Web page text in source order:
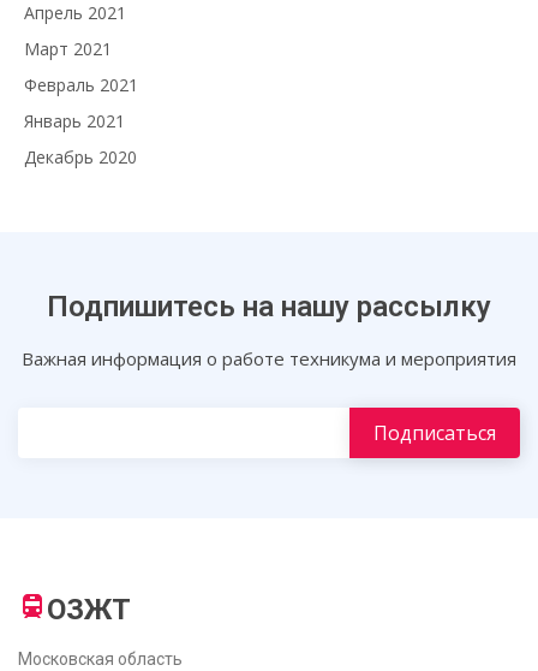
Апрель 2021
Март 2021
Февраль 2021
Январь 2021
Декабрь 2020
Подпишитесь на нашу рассылку
Важная информация о работе техникума и мероприятия
ОЗЖТ
Московская область